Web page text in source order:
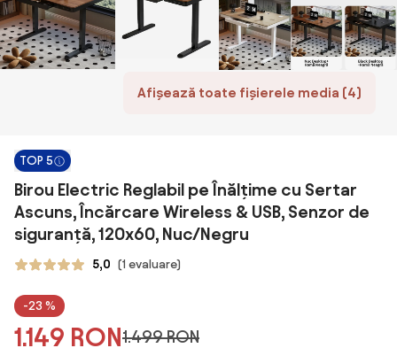
Afișează toate fișierele media (4)
TOP 5
Birou Electric Reglabil pe Înălțime cu Sertar
Ascuns, Încărcare Wireless & USB, Senzor de
siguranță, 120x60, Nuc/Negru
5,0 (1 evaluare)
-23 %
1.149 RON1.499 RON